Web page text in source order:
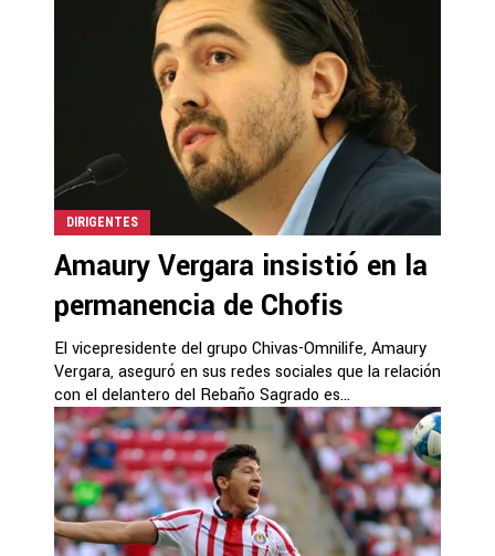
DIRIGENTES
Amaury Vergara insistió en la
permanencia de Chofis
El vicepresidente del grupo Chivas-Omnilife, Amaury
Vergara, aseguró en sus redes sociales que la relación
con el delantero del Rebaño Sagrado es...